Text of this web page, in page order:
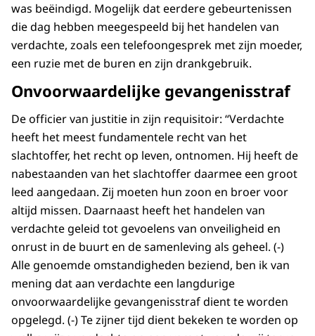
was beëindigd. Mogelijk dat eerdere gebeurtenissen
die dag hebben meegespeeld bij het handelen van
verdachte, zoals een telefoongesprek met zijn moeder,
een ruzie met de buren en zijn drankgebruik.
Onvoorwaardelijke gevangenisstraf
De officier van justitie in zijn requisitoir: “Verdachte
heeft het meest fundamentele recht van het
slachtoffer, het recht op leven, ontnomen. Hij heeft de
nabestaanden van het slachtoffer daarmee een groot
leed aangedaan. Zij moeten hun zoon en broer voor
altijd missen. Daarnaast heeft het handelen van
verdachte geleid tot gevoelens van onveiligheid en
onrust in de buurt en de samenleving als geheel. (-)
Alle genoemde omstandigheden beziend, ben ik van
mening dat aan verdachte een langdurige
onvoorwaardelijke gevangenisstraf dient te worden
opgelegd. (-) Te zijner tijd dient bekeken te worden op